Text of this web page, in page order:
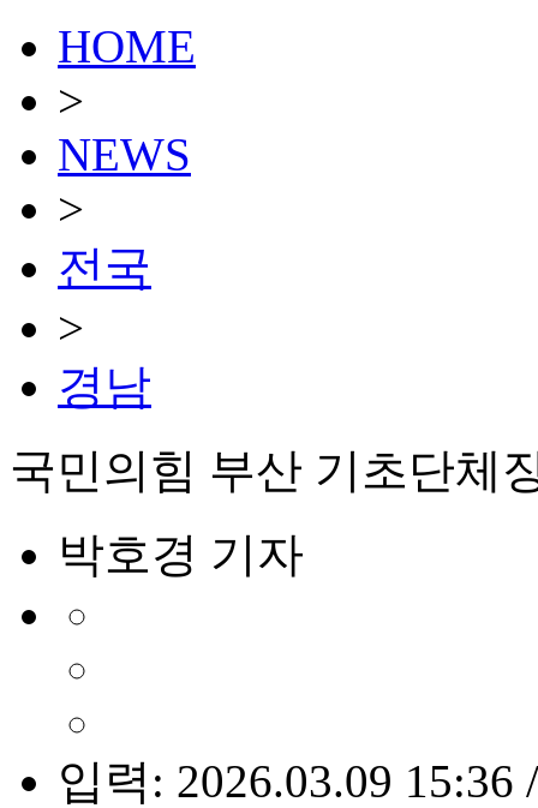
HOME
>
NEWS
>
전국
>
경남
국민의힘 부산 기초단체
박호경 기자
입력: 2026.03.09 15:36